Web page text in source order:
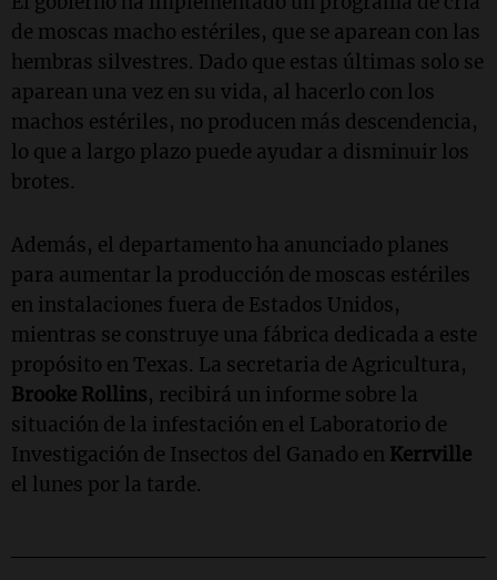
de moscas macho estériles, que se aparean con las
hembras silvestres. Dado que estas últimas solo se
aparean una vez en su vida, al hacerlo con los
machos estériles, no producen más descendencia,
lo que a largo plazo puede ayudar a disminuir los
brotes.
Además, el departamento ha anunciado planes
para aumentar la producción de moscas estériles
en instalaciones fuera de Estados Unidos,
mientras se construye una fábrica dedicada a este
propósito en Texas. La secretaria de Agricultura,
Brooke Rollins, recibirá un informe sobre la
situación de la infestación en el Laboratorio de
Investigación de Insectos del Ganado en Kerrville
el lunes por la tarde.